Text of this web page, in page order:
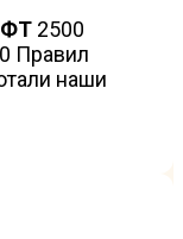
ФТ 2500
Правил
наши